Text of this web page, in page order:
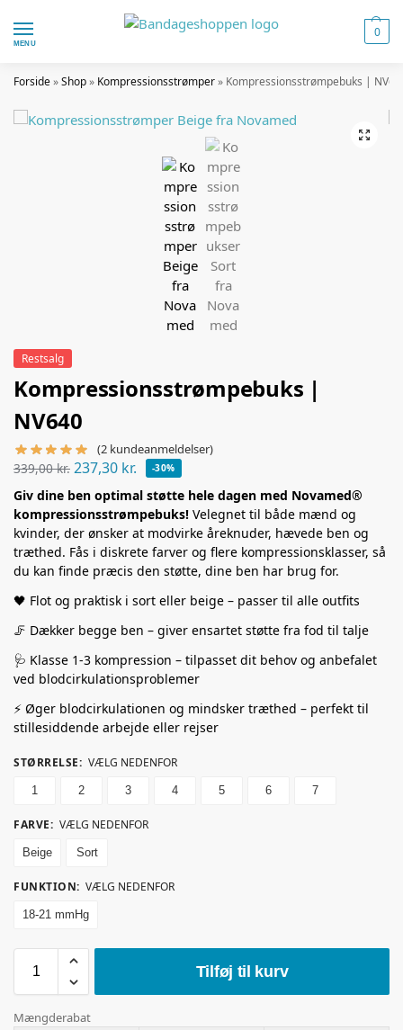
MENU
0
Forside»Shop» Kompressionsstrømper» Kompressionsstrømpebuks |
Restsalg
Kompressionsstrømpebuks |
NV640
(2 kundeanmeldelser)
339,00kr. 237,30 kr. -30%
Giv dine ben optimal støtte hele dagen med Novamed®
kompressionsstrømpebuks! Velegnet til både mænd og
kvinder, der ønsker at modvirke åreknuder, hævede ben og
træthed. Fås i diskrete farver og flere kompressionsklasser, så
du kan finde præcis den støtte, dine ben har brug for.
🖤 Flot og praktisk i sort eller beige – passer til alle outfits
🦵 Dækker begge ben – giver ensartet støtte fra fod til talje
🩺 Klasse 1-3 kompression – tilpasset dit behov og anbefalet
ved blodcirkulationsproblemer
⚡ Øger blodcirkulationen og mindsker træthed – perfekt til
stillesiddende arbejde eller rejser
STØRRELSE: VÆLG NEDENFOR
1 2 3 4 5 6 7
FARVE: VÆLG NEDENFOR
Beige Sort
FUNKTION: VÆLG NEDENFOR
18-21 mmHg
Tilføj til kurv
Mængderabat